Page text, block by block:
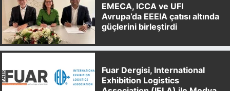
EMECA, ICCA ve UFI
Avrupa’da EEEIA çatısı altında
güçlerini birleştirdi
Fuar Dergisi, International
Exhibition Logistics